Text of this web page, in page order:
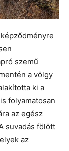
szemű
a völgy
ki a
folyamatosan
az egész
suvadás fölött
az